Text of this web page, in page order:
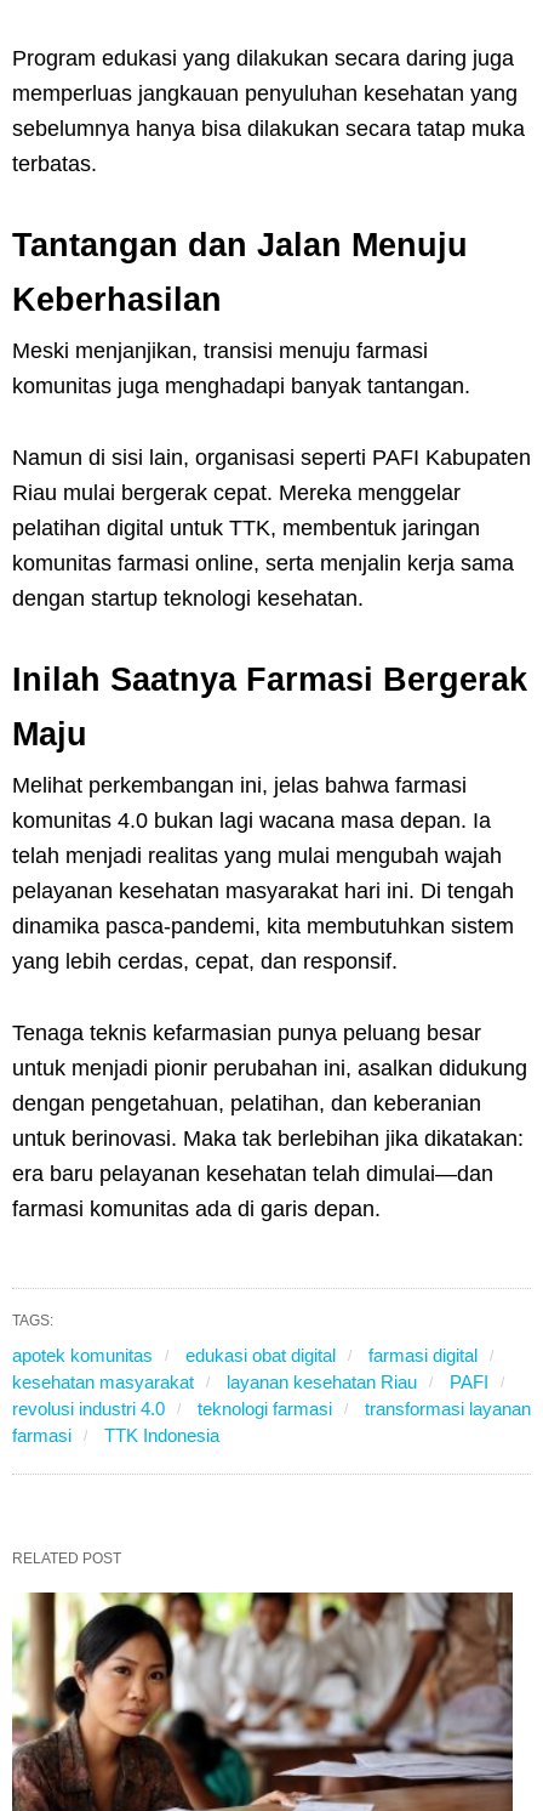
Program edukasi yang dilakukan secara daring juga
memperluas jangkauan penyuluhan kesehatan yang
sebelumnya hanya bisa dilakukan secara tatap muka
terbatas.
Tantangan dan Jalan Menuju
Keberhasilan
Meski menjanjikan, transisi menuju farmasi
komunitas juga menghadapi banyak tantangan.
Namun di sisi lain, organisasi seperti PAFI Kabupaten
Riau mulai bergerak cepat. Mereka menggelar
pelatihan digital untuk TTK, membentuk jaringan
komunitas farmasi online, serta menjalin kerja sama
dengan startup teknologi kesehatan.
Inilah Saatnya Farmasi Bergerak
Maju
Melihat perkembangan ini, jelas bahwa farmasi
komunitas 4.0 bukan lagi wacana masa depan. Ia
telah menjadi realitas yang mulai mengubah wajah
pelayanan kesehatan masyarakat hari ini. Di tengah
dinamika pasca-pandemi, kita membutuhkan sistem
yang lebih cerdas, cepat, dan responsif.
Tenaga teknis kefarmasian punya peluang besar
untuk menjadi pionir perubahan ini, asalkan didukung
dengan pengetahuan, pelatihan, dan keberanian
untuk berinovasi. Maka tak berlebihan jika dikatakan:
era baru pelayanan kesehatan telah dimulai—dan
farmasi komunitas ada di garis depan.
TAGS:
apotek komunitas edukasi obat digital
farmasi digital
kesehatan masyarakat
layanan kesehatan Riau
PAFI
revolusi industri 4.0
teknologi farmasi
transformasi layanan
farmasi
TTK Indonesia
RELATED POST